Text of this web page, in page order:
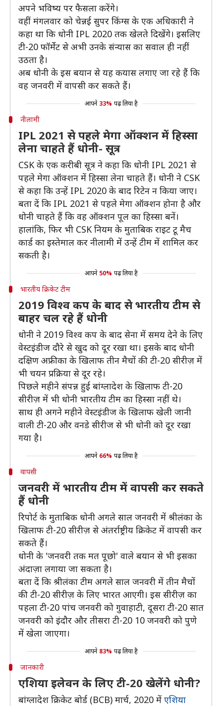
अपने भविष्य पर फैसला करेंगे।
वहीं मंगलवार को चेन्नई सुपर किंग्स के एक अधिकारी ने
कहा था कि धोनी IPL 2020 तक खेलते दिखेंगे। इसलिए
टी-20 फॉर्मेट से अभी उनके संन्यास का सवाल ही नहीं
उठता है।
अब धोनी के इस बयान से यह कयास लगाए जा रहे हैं कि
वह जनवरी में वापसी कर सकते हैं।
आपने 33% पढ़ लिया है
नीलामी
IPL 2021 से पहले मेगा ऑक्शन में हिस्सा
लेना चाहते हैं धोनी- सूत्र
CSK के एक करीबी सूत्र ने कहा कि धोनी IPL 2021 से
पहले मेगा ऑक्शन में हिस्सा लेना चाहते हैं। धोनी ने CSK
से कहा कि उन्हें IPL 2020 के बाद रिटेन न किया जाए।
बता दें कि IPL 2021 से पहले मेगा ऑक्शन होना है और
धोनी चाहते हैं कि वह ऑक्शन पूल का हिस्सा बनें।
हालांकि, फिर भी CSK नियम के मुताबिक राइट टू मैच
कार्ड का इस्तेमाल कर नीलामी में उन्हें टीम में शामिल कर
सकती है।
आपने 50% पढ़ लिया है
भारतीय क्रिकेट टीम
2019 विश्व कप के बाद से भारतीय टीम से
बाहर चल रहे हैं धोनी
धोनी ने 2019 विश्व कप के बाद सेना में समय देने के लिए
वेस्टइंडीज दौरे से खुद को दूर रखा था। इसके बाद धोनी
दक्षिण अफ्रीका के खिलाफ तीन मैचों की टी-20 सीरीज़ में
भी चयन प्रक्रिया से दूर रहे।
पिछले महीने संपन्न हुई बांग्लादेश के खिलाफ टी-20
सीरीज़ में भी धोनी भारतीय टीम का हिस्सा नहीं थे।
साथ ही अगने महीने वेस्टइंडीज के खिलाफ खेली जानी
वाली टी-20 और वनडे सीरीज से भी धोनी को दूर रखा
गया है।
आपने 66% पढ़ लिया है
वापसी
जनवरी में भारतीय टीम में वापसी कर सकते
हैं धोनी
रिपोर्ट के मुताबिक धोनी अगले साल जनवरी में श्रीलंका के
खिलाफ टी-20 सीरीज़ से अंतर्राष्ट्रीय क्रिकेट में वापसी कर
सकते हैं।
धोनी के 'जनवरी तक मत पूछो' वाले बयान से भी इसका
अंदाज़ा लगाया जा सकता है।
बता दें कि श्रीलंका टीम अगले साल जनवरी में तीन मैचों
की टी-20 सीरीज़ के लिए भारत आएगी। इस सीरीज़ का
पहला टी-20 पांच जनवरी को गुवाहाटी, दूसरा टी-20 सात
जनवरी को इंदौर और तीसरा टी-20 10 जनवरी को पुणे
में खेला जाएगा।
आपने 83% पढ़ लिया है
जानकारी
एशिया इलेवन के लिए टी-20 खेलेंगे धोनी?
बांग्लादेश क्रिकेट बोर्ड (BCB) मार्च, 2020 में एशिया